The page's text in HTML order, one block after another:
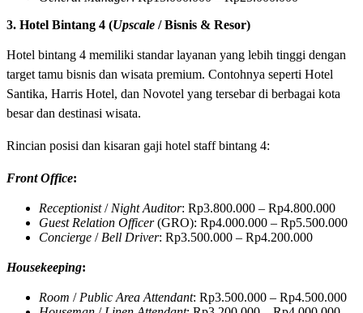
3. Hotel Bintang 4 (Upscale / Bisnis & Resor)
Hotel bintang 4 memiliki standar layanan yang lebih tinggi dengan
target tamu bisnis dan wisata premium. Contohnya seperti Hotel
Santika, Harris Hotel, dan Novotel yang tersebar di berbagai kota
besar dan destinasi wisata.
Rincian posisi dan kisaran gaji hotel staff bintang 4:
Front Office:
Receptionist/ Night Auditor: Rp3.800.000 – Rp4.800.000
Guest Relation Officer(GRO): Rp4.000.000 – Rp5.500.000
Concierge / Bell Driver: Rp3.500.000 – Rp4.200.000
Housekeeping:
Room / Public Area Attendant: Rp3.500.000 – Rp4.500.000